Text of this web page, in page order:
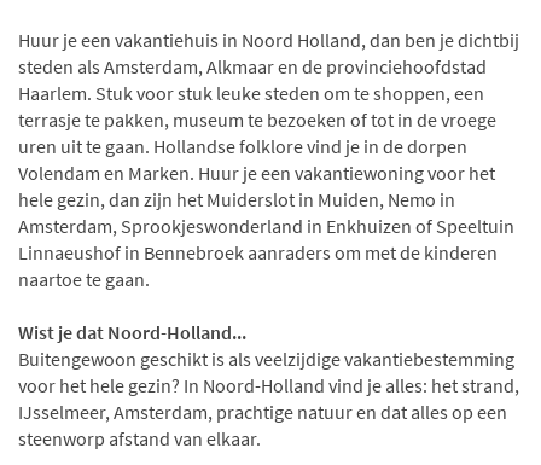
Huur je een vakantiehuis in Noord Holland, dan ben je dichtbij
steden als Amsterdam, Alkmaar en de provinciehoofdstad
Haarlem. Stuk voor stuk leuke steden om te shoppen, een
terrasje te pakken, museum te bezoeken of tot in de vroege
uren uit te gaan. Hollandse folklore vind je in de dorpen
Volendam en Marken. Huur je een vakantiewoning voor het
hele gezin, dan zijn het Muiderslot in Muiden, Nemo in
Amsterdam, Sprookjeswonderland in Enkhuizen of Speeltuin
Linnaeushof in Bennebroek aanraders om met de kinderen
naartoe te gaan.
Wist je dat Noord-Holland...
Buitengewoon geschikt is als veelzijdige vakantiebestemming
voor het hele gezin? In Noord-Holland vind je alles: het strand,
IJsselmeer, Amsterdam, prachtige natuur en dat alles op een
steenworp afstand van elkaar.